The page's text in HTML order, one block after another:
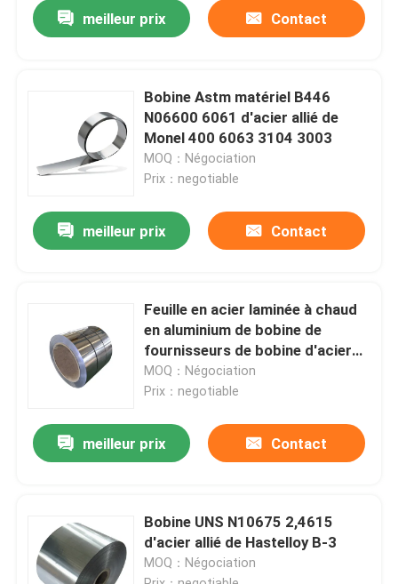
Produits
Au sujet de nous
Visite d'usine
Contact USA
Demandez une citation
tube rond d'acier inoxydable
feuille inoxydable de plaque d'acier
meilleur prix Contact
Bobine Astm matériel B446
N06600 6061 d'acier allié de
Monel 400 6063 3104 3003
MOQ：Négociation
Prix：negotiable
meilleur prix Contact
Feuille en acier laminée à chaud
en aluminium de bobine de
fournisseurs de bobine d'acier
inoxydable de la finition 2205
316l 10mm du Ba J3
MOQ：Négociation
Prix：negotiable
meilleur prix Contact
Bobine UNS N10675 2,4615
d'acier allié de Hastelloy B-3
MOQ：Négociation